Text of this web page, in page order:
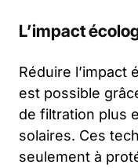
L’impact
Réduire l’impact
est possible
de filtration plus
solaires. Ces
seulement à